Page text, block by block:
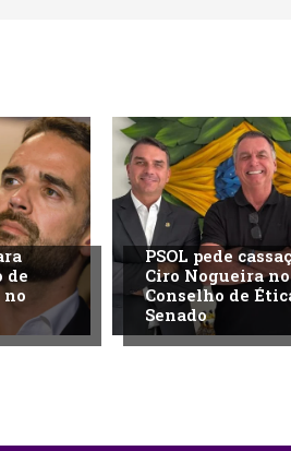
de
no
PSOL pede
Ciro Nogueira no
Conselho de
Senado